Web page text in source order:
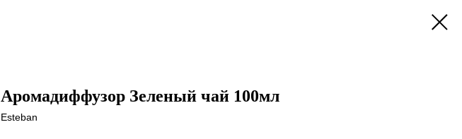
Аромадиффузор Зеленый чай 100мл
Esteban